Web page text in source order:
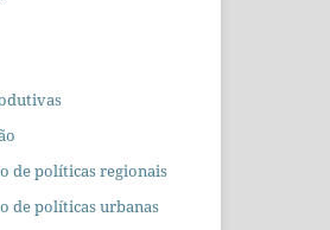
de políticas regionais
de políticas urbanas